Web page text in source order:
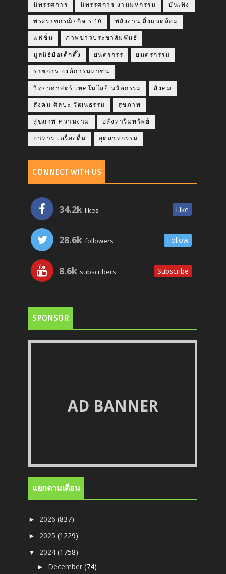
นิทรรศการ นิทรรศการ งานมหกรรม บันเทิง
พระราชกรณียกิจ ร.10 พลังงาน สิ่งแวดล้อม
แฟชั่น ภาพข่าวประชาสัมพันธ์
มูลนิธิป่อเต็กตึ๊ง ยนตรกรร ยนตรกรรม
ราชการ องค์การมหาชน
วิทยาศาสตร์ เทคโนโลยี นวัตกรรม สังคม
สังคม ศิลปะ วัฒนธรรม สุขภาพ
สุขภาพ ความงาม อสังหาริมทรัพย์
อาหาร เครื่องดื่ม อุตสาหกรรม
CONNECT WITH US
34.2k likes Like
28.6k followers Follow
8.6k subscribers Subscribe
SPONSOR
AD BANNER
แยกตามเดือน
► 2026(837)
► 2025(1229)
▼ 2024(1758)
► December(74)